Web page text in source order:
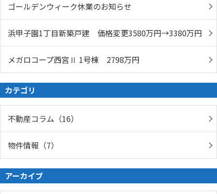
ゴールデンウィーク休業のお知らせ
浜甲子園1丁目新築戸建 価格変更3580万円→3380万円
メガロコープ西宮Ⅱ 1号棟 2798万円
カテゴリ
不動産コラム（16）
物件情報（7）
アーカイブ